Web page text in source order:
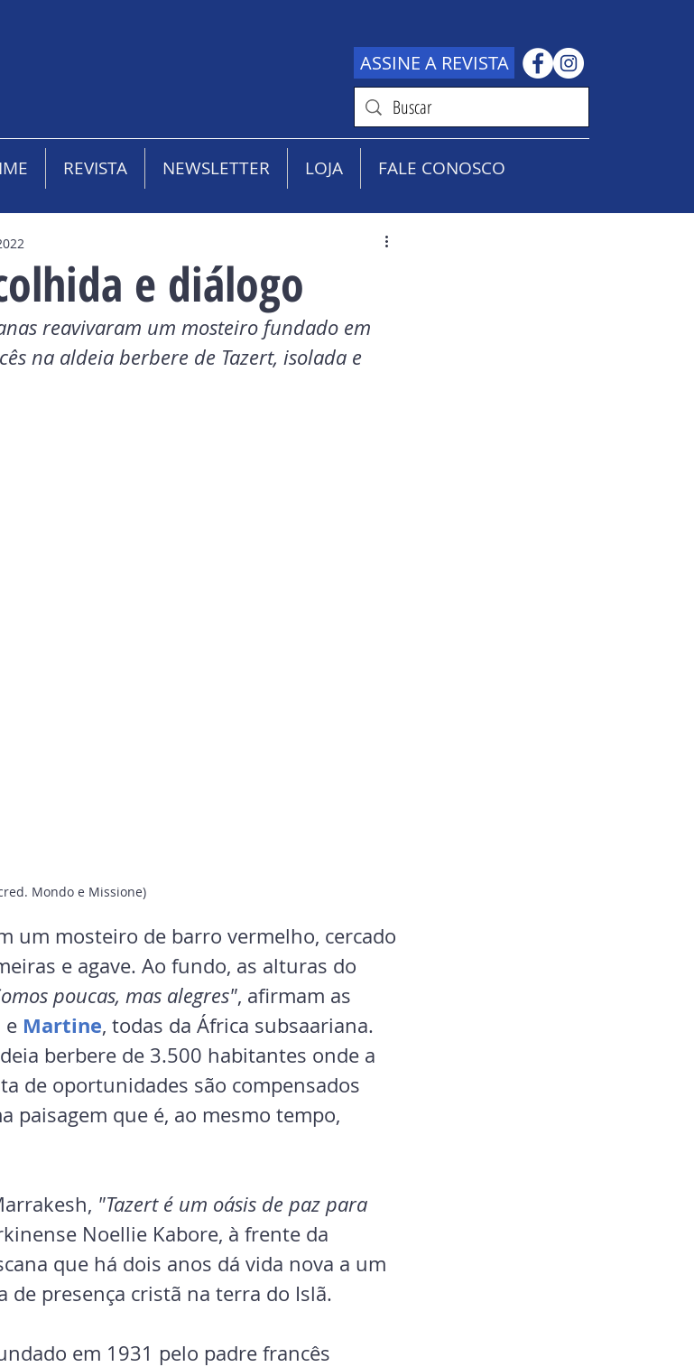
ASSINE A REVISTA
REVISTA NEWSLETTER LOJA FALE CONOSCO
e diálogo
reavivaram um mosteiro fundado em
na aldeia berbere de Tazert, isolada e
Mondo e Missione)
um mosteiro de barro vermelho, cercado
e agave. Ao fundo, as alturas do
poucas, mas alegres", afirmam as
e Martine, todas da África subsaariana.
berbere de 3.500 habitantes onde a
de oportunidades são compensados
paisagem que é, ao mesmo tempo,
"Tazert é um oásis de paz para
Noellie Kabore, à frente da
que há dois anos dá vida nova a um
presença cristã na terra do Islã.
em 1931 pelo padre francês